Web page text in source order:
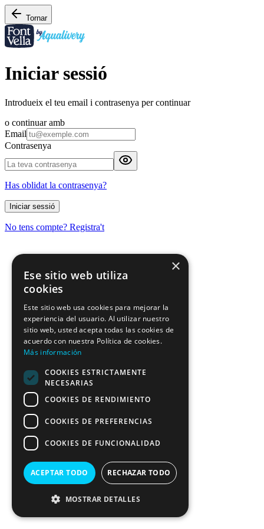
Tornar
Iniciar sessió
Introdueix el teu email i contrasenya per continuar
o continuar amb
Email
Contrasenya
Has oblidat la contrasenya?
Iniciar sessió
No tens compte? Registra't
×
Ese sitio web utiliza
cookies
Este sitio web usa cookies para mejorar la
experiencia del usuario. Al utilizar nuestro
sitio web, usted acepta todas las cookies de
acuerdo con nuestra Política de cookies.
Más información
COOKIES ESTRICTAMENTE
NECESARIAS
COOKIES DE RENDIMIENTO
COOKIES DE PREFERENCIAS
COOKIES DE FUNCIONALIDAD
ACEPTAR TODO RECHAZAR TODO
MOSTRAR DETALLES